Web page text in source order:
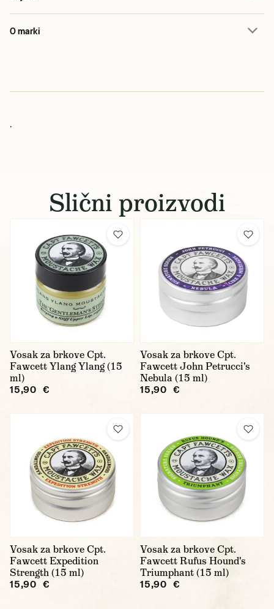
O marki
.
Slični proizvodi
Vosak za brkove Cpt.
Fawcett Ylang Ylang (15
ml)
15,90 €
Vosak za brkove Cpt.
Fawcett John Petrucci's
Nebula (15 ml)
15,90 €
Vosak za brkove Cpt.
Fawcett Expedition
Strength (15 ml)
15,90 €
Vosak za brkove Cpt.
Fawcett Rufus Hound's
Triumphant (15 ml)
15,90 €